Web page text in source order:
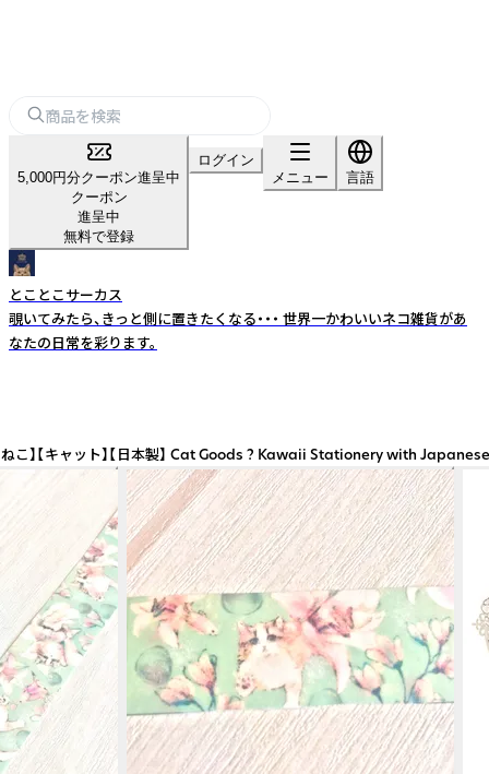
5,000円分クーポン進呈中
クーポン
進呈中
無料で登録
ログイン
メニュー
言語
とことこサーカス
覗いてみたら、きっと側に置きたくなる・・・ 世界一かわいいネコ雑貨があ
なたの日常を彩ります。
ねこ】【キャット】【日本製】 Cat Goods ? Kawaii Stationery with